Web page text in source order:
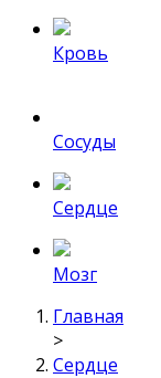
Кровь
Сосуды
Сердце
Мозг
Главная
>
Сердце